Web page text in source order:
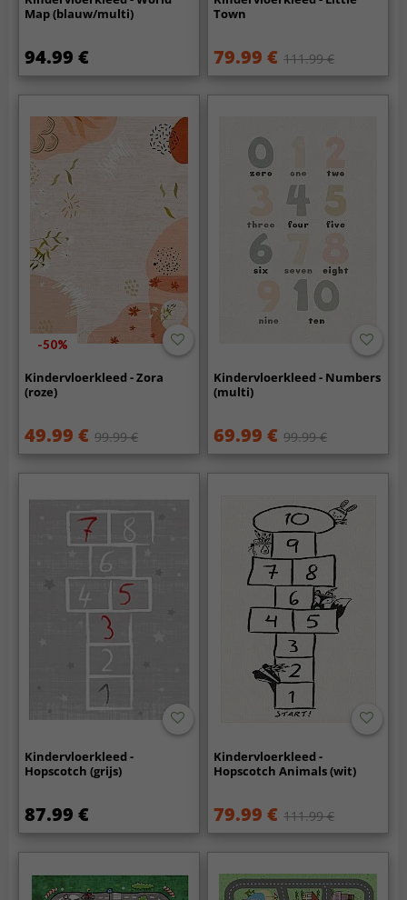
Map (blauw/multi)
94.99 €
Town
79.99 € 111.99 €
-50%
Kindervloerkleed - Zora
(roze)
49.99 € 99.99 €
Kindervloerkleed - Numbers
(multi)
69.99 € 99.99 €
Kindervloerkleed -
Hopscotch (grijs)
87.99 €
Kindervloerkleed -
Hopscotch Animals (wit)
79.99 € 111.99 €